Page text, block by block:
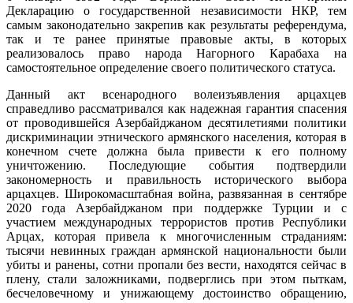
Декларацию о государственной независимости НКР, тем
самым законодательно закрепив как результаты референдума,
так и те ранее принятые правовые акты, в которых
реализовалось право народа Нагорного Карабаха на
самостоятельное определение своего политического статуса.
Данный акт всенародного волеизъявления арцахцев
справедливо рассматривался как надежная гарантия спасения
от проводившейся Азербайджаном десятилетиями политики
дискриминации этнического армянского населения, которая в
конечном счете должна была привести к его полному
уничтожению. Последующие события подтвердили
закономерность и правильность исторического выбора
арцахцев. Широкомасштабная война, развязанная в сентябре
2020 года Азербайджаном при поддержке Турции и с
участием международных террористов против Республики
Арцах, которая привела к многочисленным страданиям:
тысячи невинных граждан армянской национальности были
убиты и ранены, сотни пропали без вести, находятся сейчас в
плену, стали заложниками, подверглись при этом пыткам,
бесчеловечному и унижающему достоинство обращению,